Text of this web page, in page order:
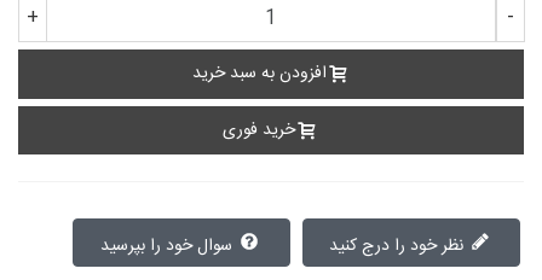
-
+
افزودن به سبد خرید
خرید فوری
نظر خود را درج کنید